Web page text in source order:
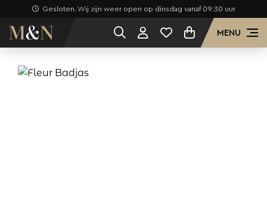
Gesloten. Wij zijn weer open op dinsdag vanaf 09:30 uur
MENU